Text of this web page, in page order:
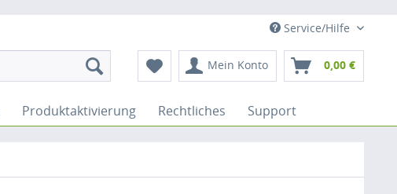
Service/Hilfe
Mein Konto 0,00 €
Produktaktivierung Rechtliches Support